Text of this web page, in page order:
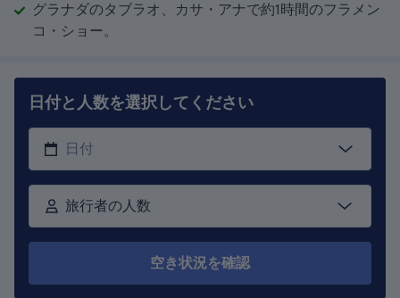
グラナダのタブラオ、カサ・アナで約1時間のフラメン
コ・ショー。
日付と人数を選択してください
旅行者の人数
空き状況を確認